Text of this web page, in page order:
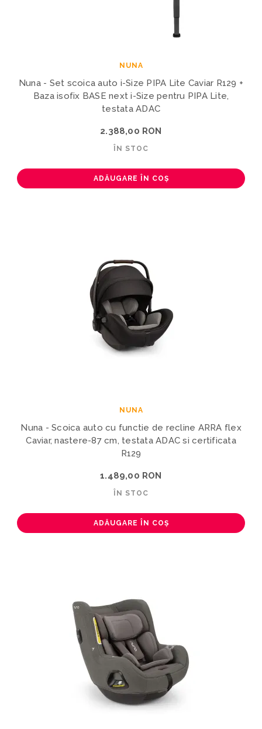
NUNA
Nuna - Set scoica auto i-Size PIPA Lite Caviar R129 +
Baza isofix BASE next i-Size pentru PIPA Lite,
testata ADAC
2.388,00 RON
ÎN STOC
ADĂUGARE ÎN COȘ
NUNA
Nuna - Scoica auto cu functie de recline ARRA flex
Caviar, nastere-87 cm, testata ADAC si certificata
R129
1.489,00 RON
ÎN STOC
ADĂUGARE ÎN COȘ